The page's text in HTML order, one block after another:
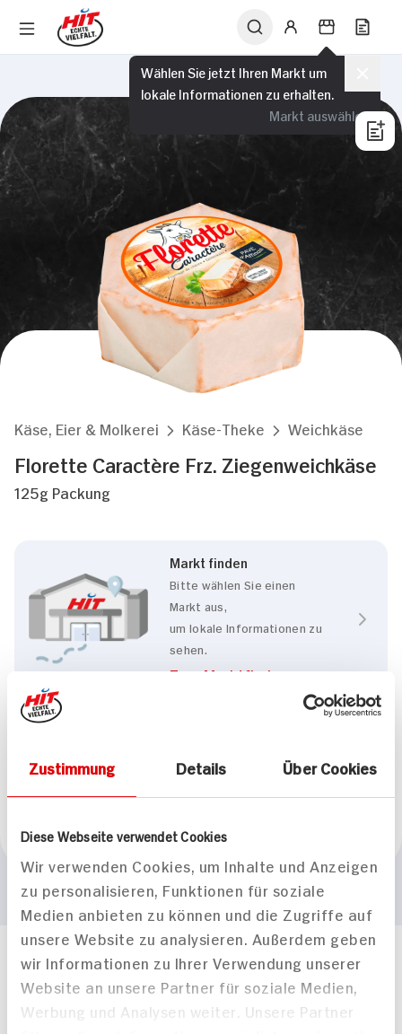
Zustimmung Details Über Cookies
Diese Webseite verwendet Cookies
Wir verwenden Cookies, um Inhalte und Anzeigen
zu personalisieren, Funktionen für soziale
Medien anbieten zu können und die Zugriffe auf
unsere Website zu analysieren. Außerdem geben
wir Informationen zu Ihrer Verwendung unserer
Website an unsere Partner für soziale Medien,
Werbung und Analysen weiter. Unsere Partner
Wählen Sie jetzt Ihren Markt um
lokale Informationen zu erhalten.
Markt auswählen
Käse, Eier & Molkerei Käse-Theke Weichkäse
Florette Caractère Frz. Ziegenweichkäse
125g Packung
Markt finden
Bitte wählen Sie einen
Markt aus,
um lokale Informationen zu
sehen.
Zum Marktfinder
Laktosefrei
Florette
Häufig gestellte Fragen
Mehr Informationen in unserem FAQ
kontakt
hit.de